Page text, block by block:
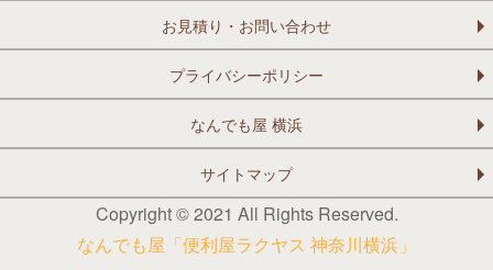
お見積り・お問い合わせ
プライバシーポリシー
なんでも屋 横浜
サイトマップ
Copyright © 2021 All Rights Reserved.
なんでも屋「便利屋ラクヤス 神奈川横浜」